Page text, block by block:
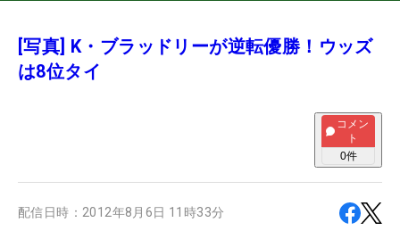
[写真] K・ブラッドリーが逆転優勝！ウッズ
は8位タイ
コメン
ト
0件
配信日時： 2012年8月6日 11時33分